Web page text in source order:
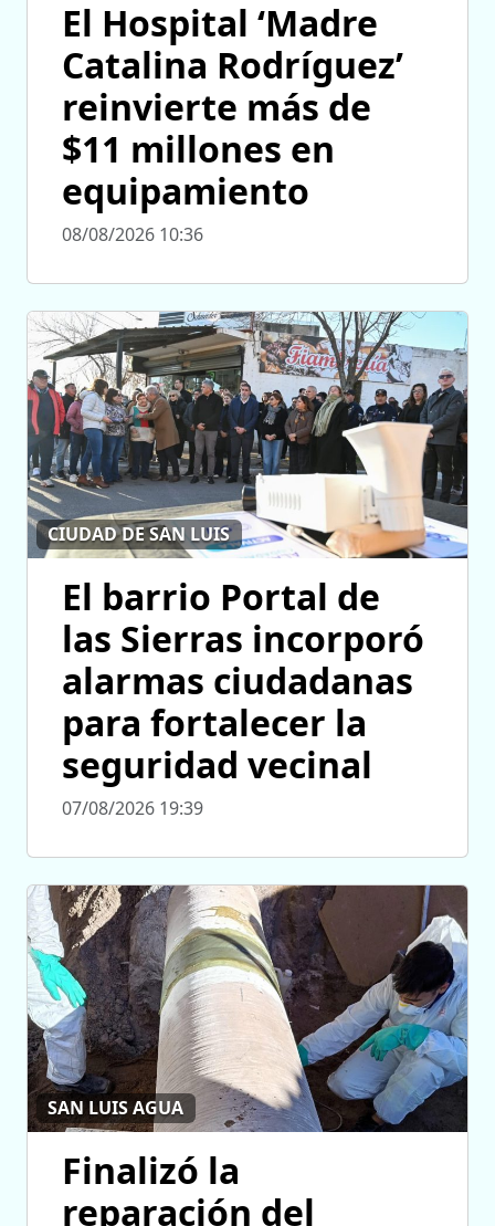
El Hospital ‘Madre
Catalina Rodríguez’
reinvierte más de
$11 millones en
equipamiento
08/08/2026 10:36
CIUDAD DE SAN LUIS
El barrio Portal de
las Sierras incorporó
alarmas ciudadanas
para fortalecer la
seguridad vecinal
07/08/2026 19:39
SAN LUIS AGUA
Finalizó la
reparación del